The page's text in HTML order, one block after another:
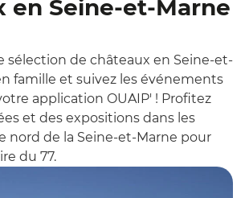
en Seine-et-Marne
sélection de châteaux en Seine-et-
famille et suivez les événements
application OUAIP' ! Profitez
et des expositions dans les
nord de la Seine-et-Marne pour
du 77.